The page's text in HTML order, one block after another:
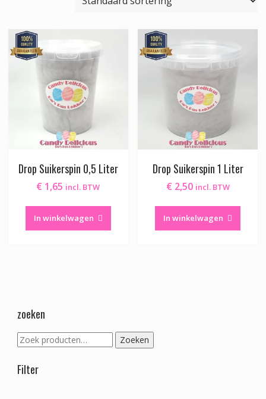
Drop Suikerspin 0,5 Liter
€ 1,65 incl. BTW
In winkelwagen
Drop Suikerspin 1 Liter
€ 2,50 incl. BTW
In winkelwagen
zoeken
Zoeken
naar:
Zoeken
Filter